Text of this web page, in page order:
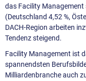
das Facility
(Deutschland 4,52 %,
DACH-Region arbeiten
Tendenz steigend.
Facility Management ist
spannendsten
Milliardenbranche auch